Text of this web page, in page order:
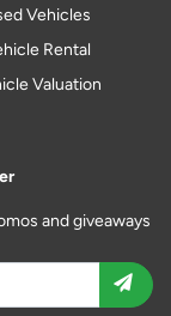
Vehicles
Rental
Valuation
and giveaways